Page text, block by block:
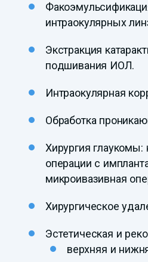
интраокулярных
Экстракция
подшивания ИОЛ.
Интраокулярная
Обработка
Хирургия
операции с
микроивазивная
Хирургическое
Эстетическая и
верхняя и